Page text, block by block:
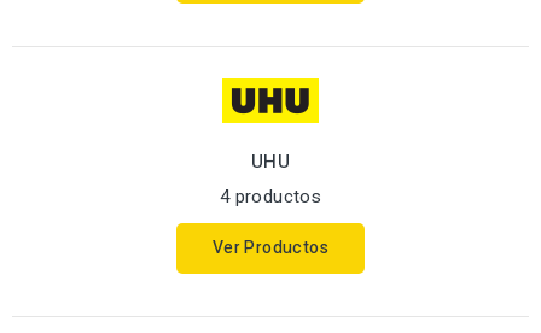
UHU
4 productos
Ver Productos